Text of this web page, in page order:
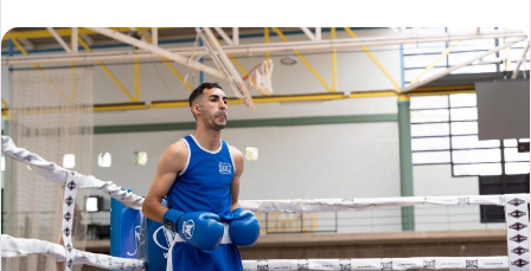
n
a
n
e
m
a
i